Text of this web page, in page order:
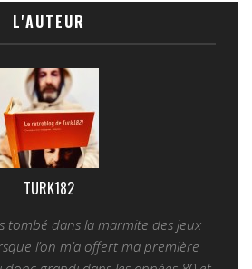
L'AUTEUR
TURK182
tombé dans la marmite des jeux
l’on m’a offert ma première